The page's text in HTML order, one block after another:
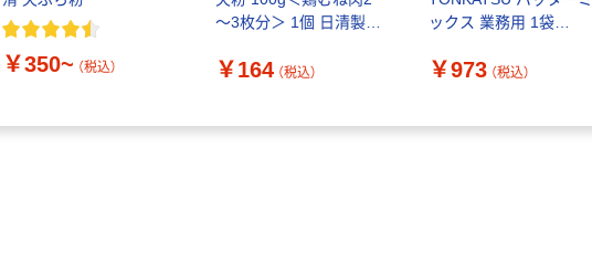
￥350~ （税込）
～3枚分＞ 1個 日清製粉
￥164 （税込）
ックス 業務用 1袋
ッター粉
￥973 （税込）